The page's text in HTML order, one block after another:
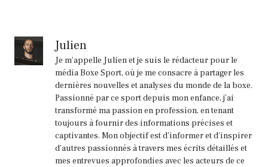
Julien
Je m'appelle Julien et je suis le rédacteur pour le
média Boxe Sport, où je me consacre à partager les
dernières nouvelles et analyses du monde de la boxe.
Passionné par ce sport depuis mon enfance, j'ai
transformé ma passion en profession, en tenant
toujours à fournir des informations précises et
captivantes. Mon objectif est d'informer et d'inspirer
d'autres passionnés à travers mes écrits détaillés et
mes entrevues approfondies avec les acteurs de ce